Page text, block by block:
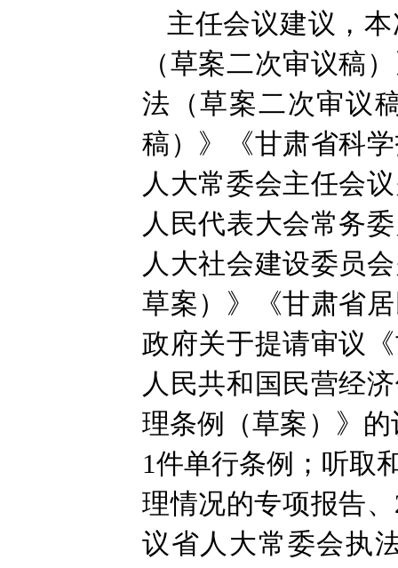
主任会议建议，
（草案二次审议稿
法（草案二次审议
稿）》《甘肃省科
人大常委会主任会
人民代表大会常务
人大社会建设委员
草案）》《甘肃省
政府关于提请审议
人民共和国民营经
理条例（草案）》
1件单行条例；听取
理情况的专项报告
议省人大常委会执